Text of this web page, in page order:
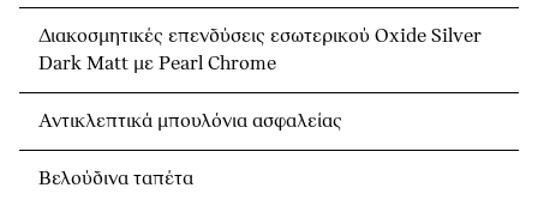
Διακοσμητικές επενδύσεις εσωτερικού Oxide Silver
Dark Matt με Pearl Chrome
Αντικλεπτικά μπουλόνια ασφαλείας
Βελούδινα ταπέτα